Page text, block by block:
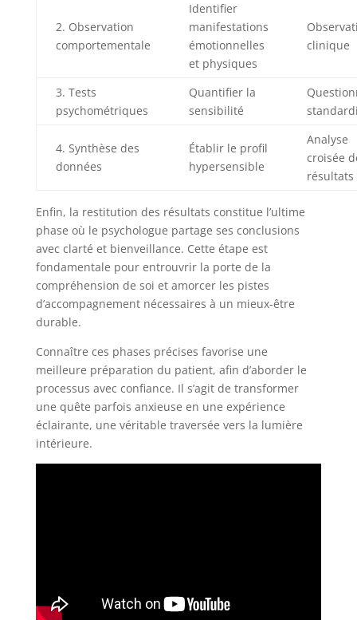
2. Observation
comportementale
Identifier
manifestations
émotionnelles
et physiques
clinique
3. Tests
psychométriques
Quantifier la
sensibilité
4. Synthèse des
données
Établir le profil
hypersensible
Analyse
croisée
résultats
Enfin, la restitution des résultats constitue l’ultime
phase où le psychologue partage ses conclusions
avec clarté et bienveillance. Cette étape est
fondamentale pour entrouvrir la porte de la
compréhension de soi et amorcer les pistes
d’accompagnement nécessaires à un mieux-être
durable.
Connaître ces phases précises favorise une
meilleure préparation du patient, afin d’aborder le
processus avec confiance. Il s’agit de transformer
une quête parfois anxieuse en une expérience
éclairante, une véritable traversée vers la lumière
intérieure.